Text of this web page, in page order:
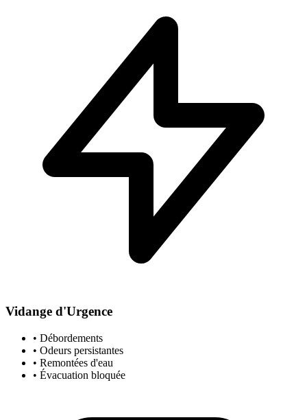
Vidange d'Urgence
• Débordements
• Odeurs persistantes
• Remontées d'eau
• Évacuation bloquée